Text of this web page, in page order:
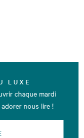
LUXE
chaque mardi
nous lire !